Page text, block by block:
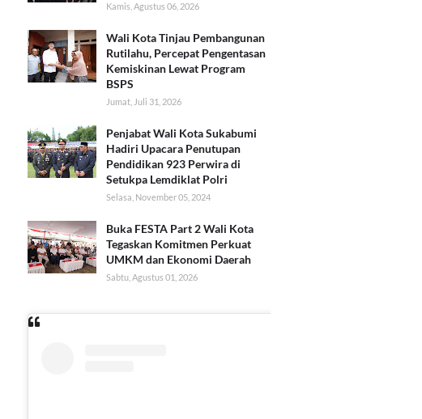
Kamis, Agustus 06, 2026
Wali Kota Tinjau Pembangunan
Rutilahu, Percepat Pengentasan
Kemiskinan Lewat Program
BSPS
Jumat, Juli 31, 2026
Penjabat Wali Kota Sukabumi
Hadiri Upacara Penutupan
Pendidikan 923 Perwira di
Setukpa Lemdiklat Polri
Selasa, November 05, 2024
Buka FESTA Part 2 Wali Kota
Tegaskan Komitmen Perkuat
UMKM dan Ekonomi Daerah
Sabtu, Agustus 01, 2026